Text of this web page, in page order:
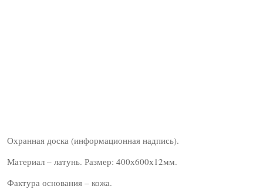
Охранная доска (информационная надпись).
Материал – латунь. Размер: 400х600х12мм.
Фактура основания – кожа.